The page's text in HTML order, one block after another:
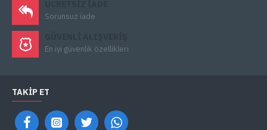
Sorunsuz iade
En iyi güvenlik özellikleri
TAKIP ET